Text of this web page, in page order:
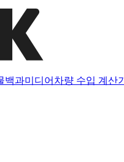
백과미디어 차량 수입 계산기